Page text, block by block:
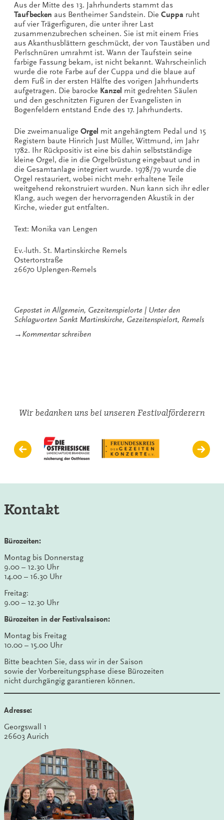
Aus der Mitte des 13. Jahrhunderts stammt das
Taufbecken aus Bentheimer Sandstein. Die Cuppa ruht
auf vier Trägerfiguren, die unter ihrer Last
zusammenzubrechen scheinen. Sie ist mit einem Fries
aus Akanthusblättern geschmückt, der von Taustäben und
Perlschnüren umrahmt ist. Wann der Taufstein seine
farbige Fassung bekam, ist nicht bekannt. Wahrscheinlich
wurde die rote Farbe auf der Cuppa und die blaue auf
dem Fuß in der ersten Hälfte des vorigen Jahrhunderts
aufgetragen. Die barocke Kanzel mit gedrehten Säulen
und den geschnitzten Figuren der Evangelisten in
Bogenfeldern entstand Ende des 17. Jahrhunderts.
Die zweimanualige Orgel mit angehängtem Pedal und 15
Registern baute Hinrich Just Müller, Wittmund, im Jahr
1782. Ihr Rückpositiv ist eine bis dahin selbstständige
kleine Orgel, die in die Orgelbrüstung eingebaut und in
die Gesamtanlage integriert wurde. 1978/79 wurde die
Orgel restauriert, wobei nicht mehr erhaltene Teile
weitgehend rekonstruiert wurden. Nun kann sich ihr edler
Klang, auch wegen der hervorragenden Akustik in der
Kirche, wieder gut entfalten.
Text: Monika van Lengen
Ev.-luth. St. Martinskirche Remels
Ostertorstraße
26670 Uplengen-Remels
Gepostet in Allgemein, Gezeitenspielorte
Unter den
Schlagworten Sankt Martinskirche, Gezeitenspielort, Remels
→ Kommentar schreibenzu
Wir bedanken uns bei unseren Festivalförderern
Kontakt
Bürozeiten:
Montag bis Donnerstag
9.00 – 12.30 Uhr
14.00 – 16.30 Uhr
Freitag:
9.00 – 12.30 Uhr
Bürozeiten in der Festivalsaison:
Montag bis Freitag
10.00 – 15.00 Uhr
Bitte beachten Sie, dass wir in der Saison
sowie der Vorbereitungsphase diese Bürozeiten
nicht durchgängig garantieren können.
Adresse:
Georgswall 1
26603 Aurich